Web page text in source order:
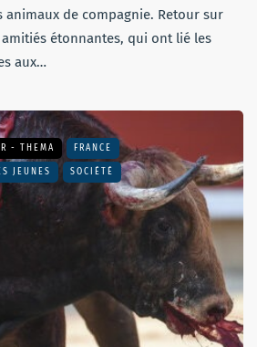
animaux de compagnie. Retour sur
étonnantes, qui ont lié les
aux…
- THEMA FRANCE
JEUNES SOCIÉTÉ